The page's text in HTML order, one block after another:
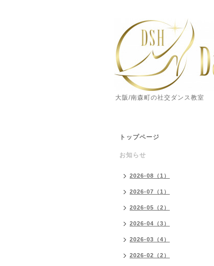
大阪/南森町の社交ダンス教室
トップページ
お知らせ
2026-08（1）
2026-07（1）
2026-05（2）
2026-04（3）
2026-03（4）
2026-02（2）